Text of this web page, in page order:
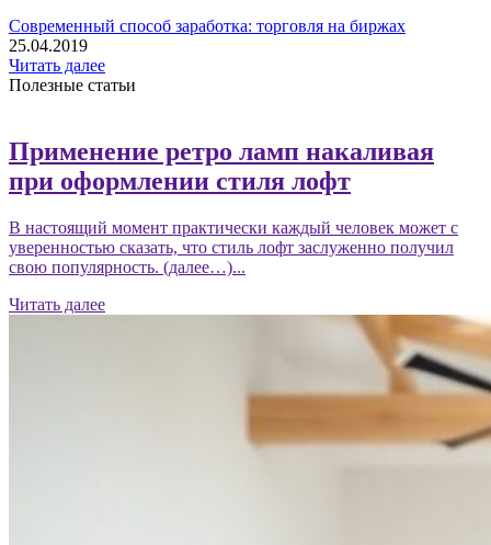
Современный способ заработка: торговля на биржах
25.04.2019
Читать далее
Полезные статьи
Применение ретро ламп накаливая
при оформлении стиля лофт
В настоящий момент практически каждый человек может с
уверенностью сказать, что стиль лофт заслуженно получил
свою популярность. (далее…)...
Читать далее